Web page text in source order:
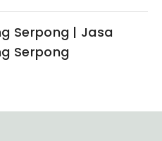
Serpong | Jasa
Serpong